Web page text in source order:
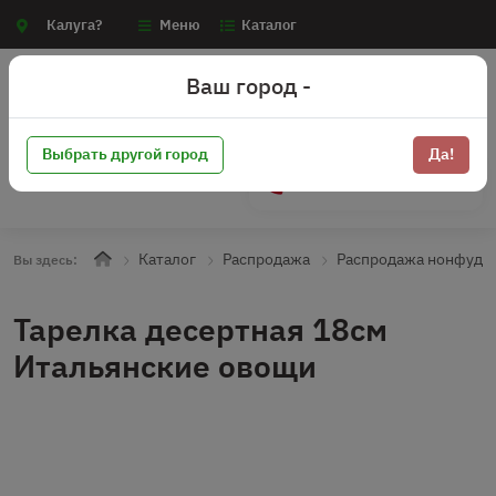
Калуга? Меню Каталог
Вы здесь: Каталог Распродажа Распродажа нонфуд
Тарелка десертная 18см
Итальянские овощи
Ваш город -
Выбрать другой город Да!